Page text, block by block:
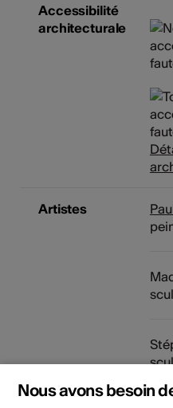
Accessibilité
architecturale
Artistes
Nous avons besoin